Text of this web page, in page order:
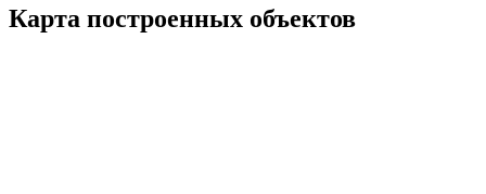
Карта построенных объектов